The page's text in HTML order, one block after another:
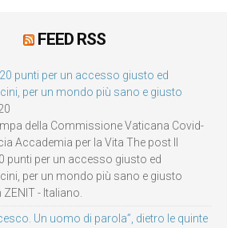
FEED RSS
punti per un accesso giusto ed
per un mondo più sano e giusto
della Commissione Vaticana Covid-
Accademia per la Vita The post Il
punti per un accesso giusto ed
per un mondo più sano e giusto
- Italiano.
Un uomo di parola”, dietro le quinte